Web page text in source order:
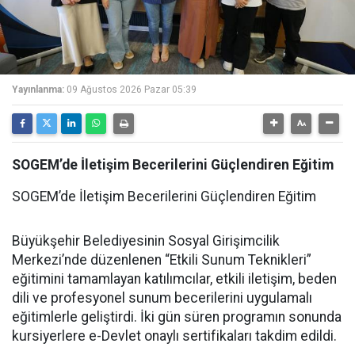
Yayınlanma: 09 Ağustos 2026 Pazar 05:39
SOGEM’de İletişim Becerilerini Güçlendiren Eğitim
SOGEM’de İletişim Becerilerini Güçlendiren Eğitim
Büyükşehir Belediyesinin Sosyal Girişimcilik
Merkezi’nde düzenlenen “Etkili Sunum Teknikleri”
eğitimini tamamlayan katılımcılar, etkili iletişim, beden
dili ve profesyonel sunum becerilerini uygulamalı
eğitimlerle geliştirdi. İki gün süren programın sonunda
kursiyerlere e-Devlet onaylı sertifikaları takdim edildi.